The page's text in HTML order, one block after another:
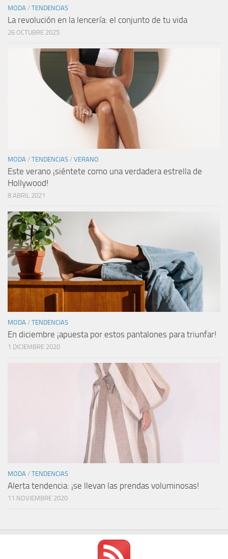
MODA / TENDENCIAS
La revolución en la lencería: el conjunto de tu vida
26 OCTUBRE 2025
MODA / TENDENCIAS / VERANO
Este verano ¡siéntete como una verdadera estrella de
Hollywood!
8 ABRIL 2021
MODA / TENDENCIAS
En diciembre ¡apuesta por estos pantalones para triunfar!
1 DICIEMBRE 2020
MODA / TENDENCIAS
Alerta tendencia: ¡se llevan las prendas voluminosas!
11 NOVIEMBRE 2020